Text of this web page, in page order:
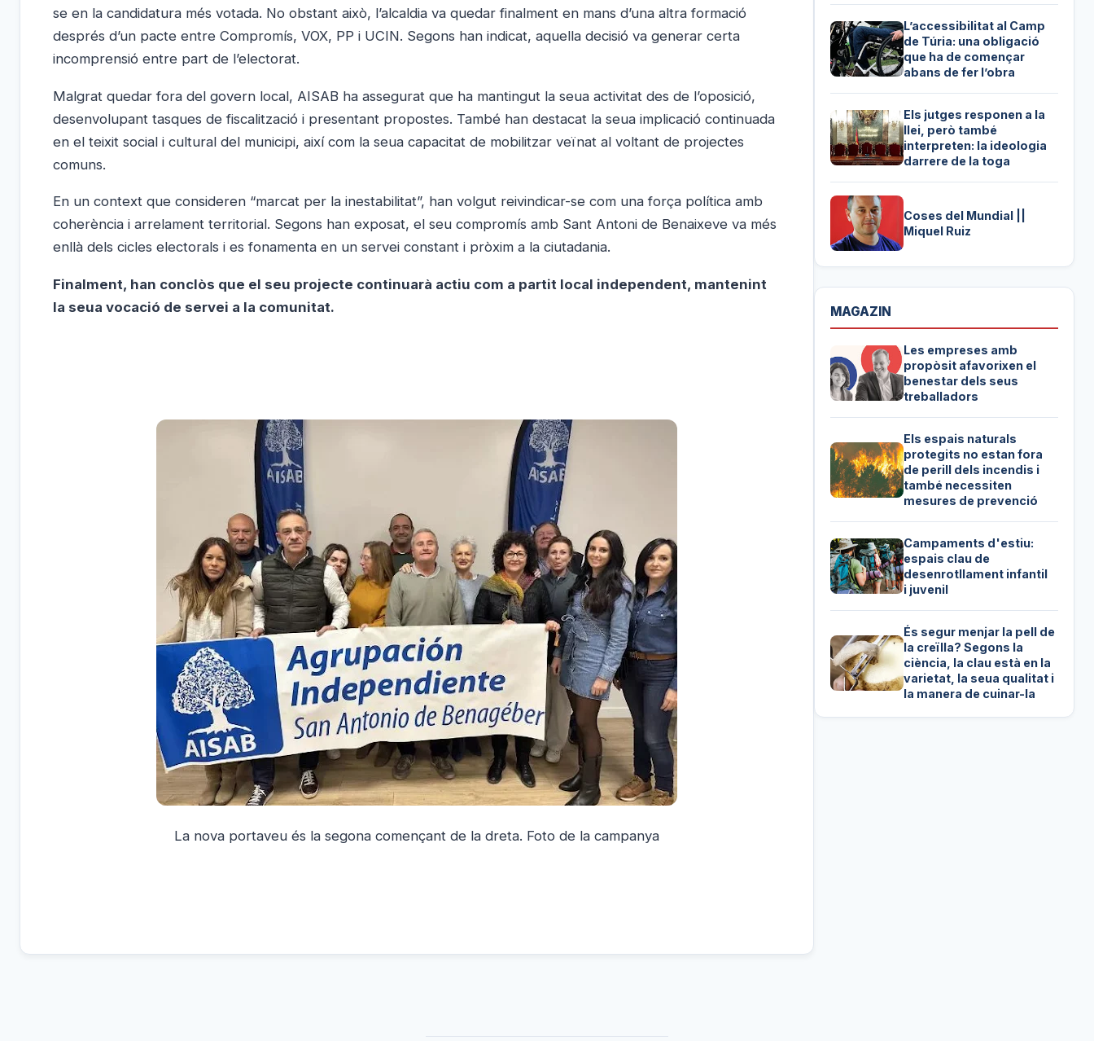
se en la candidatura més votada. No obstant això, l’alcaldia va quedar finalment en mans d’una altra formació
després d’un pacte entre Compromís, VOX, PP i UCIN. Segons han indicat, aquella decisió va generar certa
incomprensió entre part de l’electorat.
Malgrat quedar fora del govern local, AISAB ha assegurat que ha mantingut la seua activitat des de l’oposició,
desenvolupant tasques de fiscalització i presentant propostes. També han destacat la seua implicació continuada
en el teixit social i cultural del municipi, així com la seua capacitat de mobilitzar veïnat al voltant de projectes
comuns.
En un context que consideren “marcat per la inestabilitat”, han volgut reivindicar-se com una força política amb
coherència i arrelament territorial. Segons han exposat, el seu compromís amb Sant Antoni de Benaixeve va més
enllà dels cicles electorals i es fonamenta en un servei constant i pròxim a la ciutadania.
Finalment, han conclòs que el seu projecte continuarà actiu com a partit local independent, mantenint
la seua vocació de servei a la comunitat.
La nova portaveu és la segona començant de la dreta. Foto de la campanya
L’accessibilitat al Camp
de Túria: una obligació
que ha de començar
abans de fer l’obra
Els jutges responen a la
llei, però també
interpreten: la ideologia
darrere de la toga
Coses del Mundial ||
Miquel Ruiz
MAGAZIN
Les empreses amb
propòsit afavorixen el
benestar dels seus
treballadors
Els espais naturals
protegits no estan fora
de perill dels incendis i
també necessiten
mesures de prevenció
Campaments d'estiu:
espais clau de
desenrotllament infantil
i juvenil
És segur menjar la pell de
la creïlla? Segons la
ciència, la clau està en la
varietat, la seua qualitat i
la manera de cuinar-la